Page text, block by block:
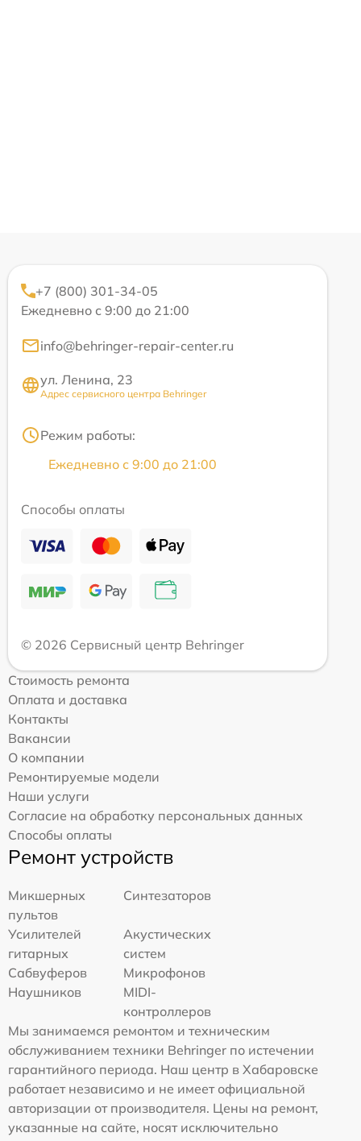
+7 (800) 301-34-05
Ежедневно с 9:00 до 21:00
info@behringer-repair-center.ru
ул. Ленина, 23
Адрес сервисного центра Behringer
Режим работы:
Ежедневно с 9:00 до 21:00
Способы оплаты
© 2026 Сервисный центр Behringer
Стоимость ремонта
Оплата и доставка
Контакты
Вакансии
О компании
Ремонтируемые модели
Наши услуги
Согласие на обработку персональных данных
Способы оплаты
Ремонт устройств
Микшерных
пультов
Синтезаторов
Усилителей
гитарных
Акустических
систем
Сабвуферов
Микрофонов
Наушников
MIDI-
контроллеров
Мы занимаемся ремонтом и техническим
обслуживанием техники Behringer по истечении
гарантийного периода. Наш центр в Хабаровске
работает независимо и не имеет официальной
авторизации от производителя. Цены на ремонт,
указанные на сайте, носят исключительно